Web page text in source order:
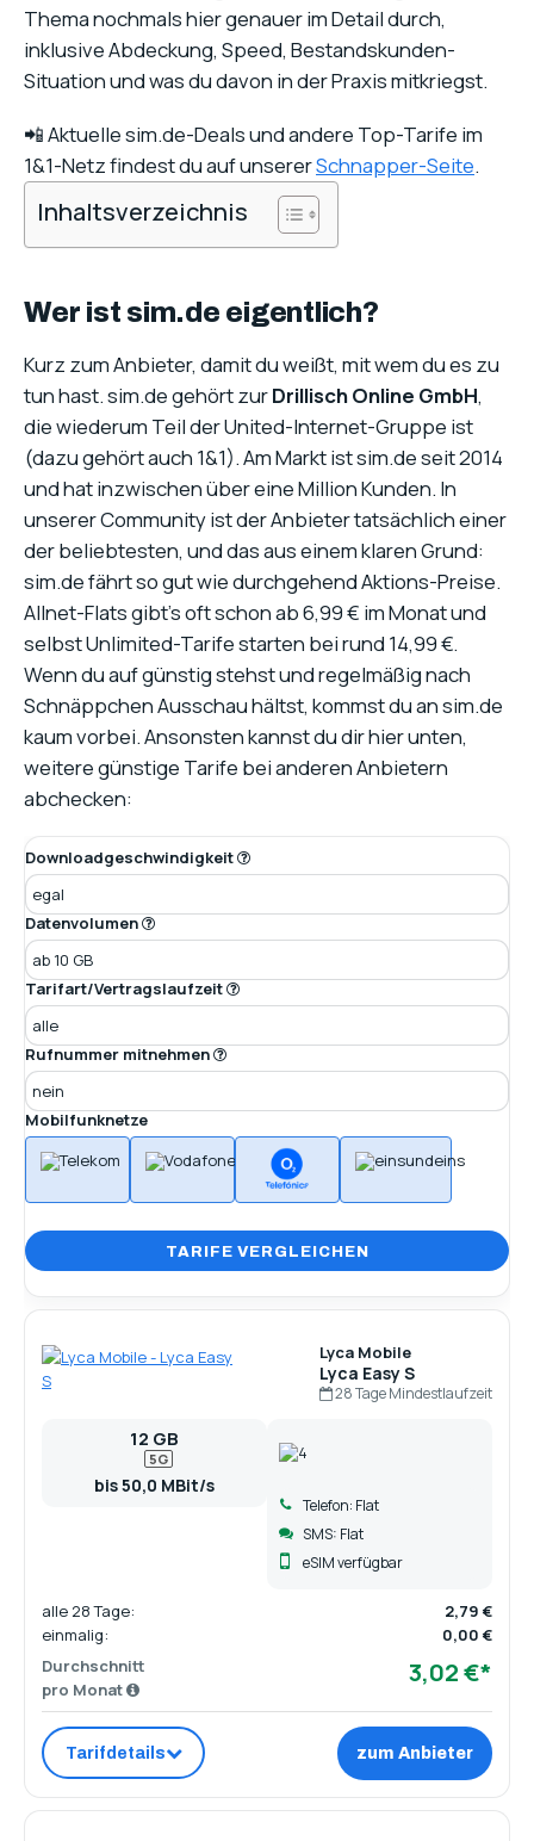
Thema nochmals hier genauer im Detail durch,
inklusive Abdeckung, Speed, Bestandskunden-
Situation und was du davon in der Praxis mitkriegst.
📲 Aktuelle sim.de-Deals und andere Top-Tarife im
1&1-Netz findest du auf unsererSchnapper-Seite.
Inhaltsverzeichnis
Wer ist sim.de eigentlich?
Kurz zum Anbieter, damit du weißt, mit wem du es zu
tun hast. sim.de gehört zurDrillisch Online GmbH,
die wiederum Teil der United-Internet-Gruppe ist
(dazu gehört auch 1&1). Am Markt ist sim.de seit 2014
und hat inzwischen über eine Million Kunden. In
unserer Community ist der Anbieter tatsächlich einer
der beliebtesten, und das aus einem klaren Grund:
sim.de fährt so gut wie durchgehend Aktions-Preise.
Allnet-Flats gibt’s oft schon ab 6,99 € im Monat und
selbst Unlimited-Tarife starten bei rund 14,99 €.
Wenn du auf günstig stehst und regelmäßig nach
Schnäppchen Ausschau hältst, kommst du an sim.de
kaum vorbei. Ansonsten kannst du dir hier unten,
weitere günstige Tarife bei anderen Anbietern
abchecken:
Downloadgeschwindigkeit
Datenvolumen
Tarifart/Vertragslaufzeit
Rufnummer mitnehmen
Mobilfunknetze
Lyca Mobile
Lyca Easy S
28 Tage Mindestlaufzeit
12 GB
5G
bis 50,0 MBit/s
Telefon: Flat
SMS: Flat
eSIM verfügbar
alle 28 Tage:
2,79 €
einmalig:
0,00 €
Durchschnitt
pro Monat
3,02 €*
Tarifdetails zum Anbieter